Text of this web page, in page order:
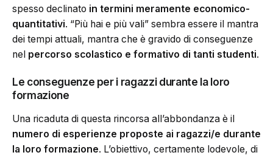
spesso declinato in termini meramente economico-
quantitativi. “Più hai e più vali” sembra essere il mantra
dei tempi attuali, mantra che è gravido di conseguenze
nel percorso scolastico e formativo di tanti studenti.
Le conseguenze per i ragazzi durante la loro
formazione
Una ricaduta di questa rincorsa all’abbondanza è il
numero di esperienze proposte ai ragazzi/e durante
la loro formazione. L’obiettivo, certamente lodevole, di